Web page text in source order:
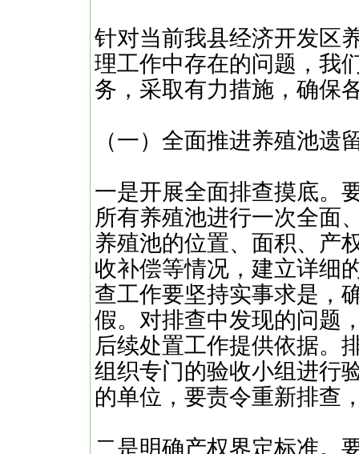
针对当前我县经济开发区
理工作中存在的问题，我
务，采取有力措施，确保
（一）全面推进养殖池遗
一是开展全面排查摸底。
所有养殖池进行一次全面
养殖池的位置、面积、产
收补偿等情况，建立详细
查工作要坚持实事求是，
假。对排查中发现的问题
后续处置工作提供依据。
组织专门的验收小组进行
的单位，要责令重新排查
二是明确产权界定标准。